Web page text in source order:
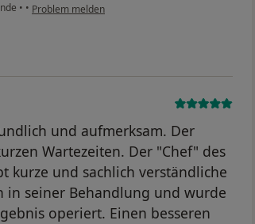
• • Problem melden
und aufmerksam. Der
Wartezeiten. Der "Chef" des
kurze und sachlich verständliche
in seiner Behandlung und wurde
operiert. Einen besseren